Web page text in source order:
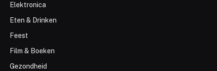
Elektronica
Eten & Drinken
Feest
Film & Boeken
Gezondheid